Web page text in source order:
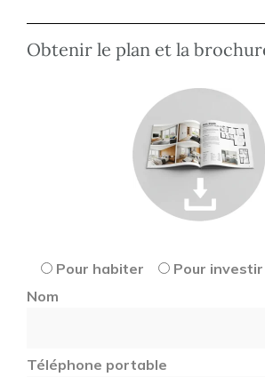
Obtenir le plan et la
Pour habiter
Pour investir
Nom
Téléphone portable